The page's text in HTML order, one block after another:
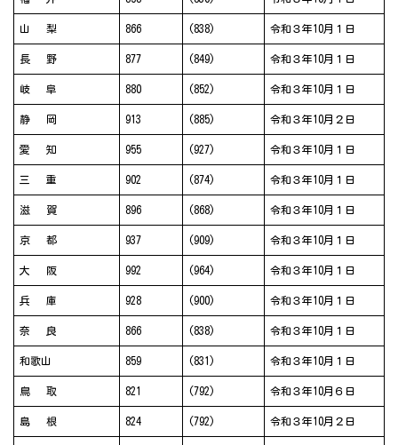
山 梨 866 (838) 令和３年10月１日
長 野 877 (849) 令和３年10月１日
岐 阜 880 (852) 令和３年10月１日
静 岡 913 (885) 令和３年10月２日
愛 知 955 (927) 令和３年10月１日
三 重 902 (874) 令和３年10月１日
滋 賀 896 (868) 令和３年10月１日
京 都 937 (909) 令和３年10月１日
大 阪 992 (964) 令和３年10月１日
兵 庫 928 (900) 令和３年10月１日
奈 良 866 (838) 令和３年10月１日
和歌山 859 (831) 令和３年10月１日
鳥 取 821 (792) 令和３年10月６日
島 根 824 (792) 令和３年10月２日